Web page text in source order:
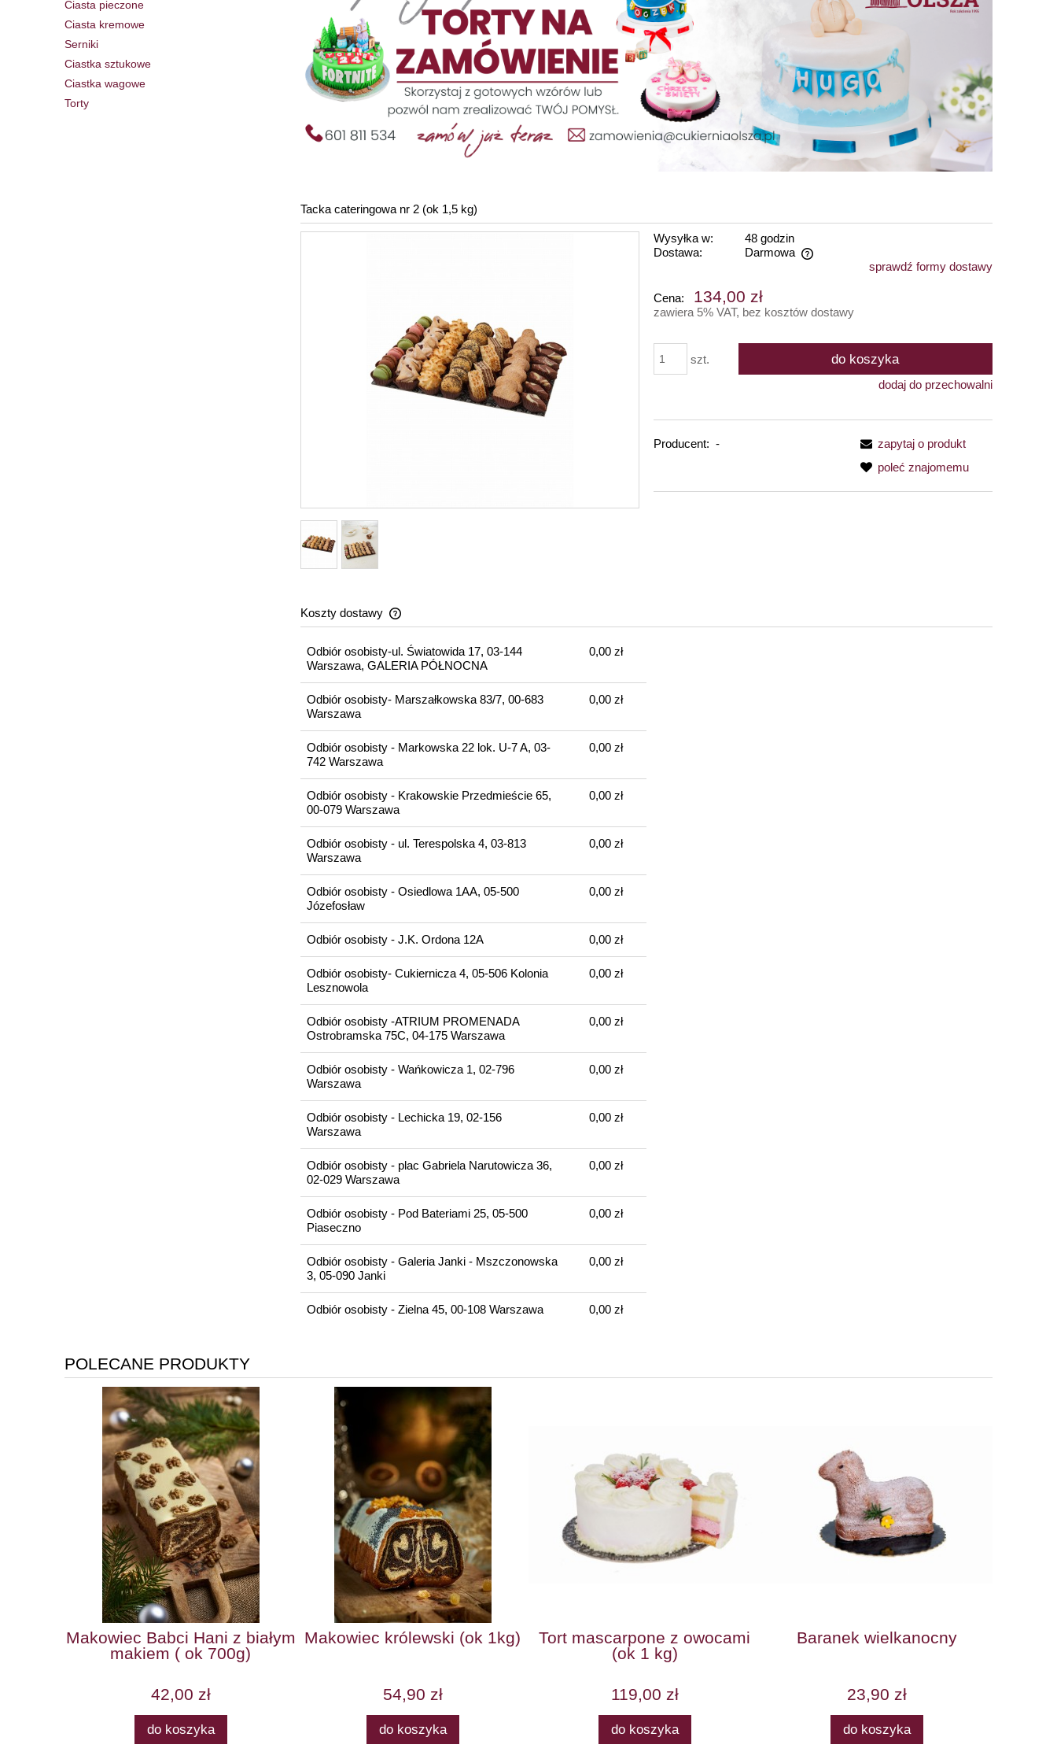
Ciasta pieczone
Ciasta kremowe
Serniki
Ciastka sztukowe
Ciastka wagowe
Torty
Tacka cateringowa nr 2 (ok 1,5 kg)
Wysyłka w:
48 godzin
Dostawa:
Darmowa
Cena nie zawiera ewentualnych kosztów
sprawdź formy dostawy
Cena: 134,00 zł
zawiera 5% VAT, bez kosztów dostawy
szt. do koszyka
dodaj do przechowalni
Producent: -
zapytaj o produkt
poleć znajomemu
Koszty dostawy
Cena nie zawiera ewentualnych kosztów
płatności
Odbiór osobisty-ul. Światowida 17, 03-144
Warszawa, GALERIA PÓŁNOCNA
0,00 zł
Odbiór osobisty- Marszałkowska 83/7, 00-683
Warszawa
0,00 zł
Odbiór osobisty - Markowska 22 lok. U-7 A, 03-
742 Warszawa
0,00 zł
Odbiór osobisty - Krakowskie Przedmieście 65,
00-079 Warszawa
0,00 zł
Odbiór osobisty - ul. Terespolska 4, 03-813
Warszawa
0,00 zł
Odbiór osobisty - Osiedlowa 1AA, 05-500
Józefosław
0,00 zł
Odbiór osobisty - J.K. Ordona 12A 0,00 zł
Odbiór osobisty- Cukiernicza 4, 05-506 Kolonia
Lesznowola
0,00 zł
Odbiór osobisty -ATRIUM PROMENADA
Ostrobramska 75C, 04-175 Warszawa
0,00 zł
Odbiór osobisty - Wańkowicza 1, 02-796
Warszawa
0,00 zł
Odbiór osobisty - Lechicka 19, 02-156
Warszawa
0,00 zł
Odbiór osobisty - plac Gabriela Narutowicza 36,
02-029 Warszawa
0,00 zł
Odbiór osobisty - Pod Bateriami 25, 05-500
Piaseczno
0,00 zł
Odbiór osobisty - Galeria Janki - Mszczonowska
3, 05-090 Janki
0,00 zł
Odbiór osobisty - Zielna 45, 00-108 Warszawa 0,00 zł
POLECANE PRODUKTY
Makowiec Babci Hani z białym
makiem ( ok 700g)
42,00 zł
do koszyka
Makowiec królewski (ok 1kg)
54,90 zł
do koszyka
Tort mascarpone z owocami
(ok 1 kg)
119,00 zł
do koszyka
Baranek wielkanocny
23,90 zł
do koszyka